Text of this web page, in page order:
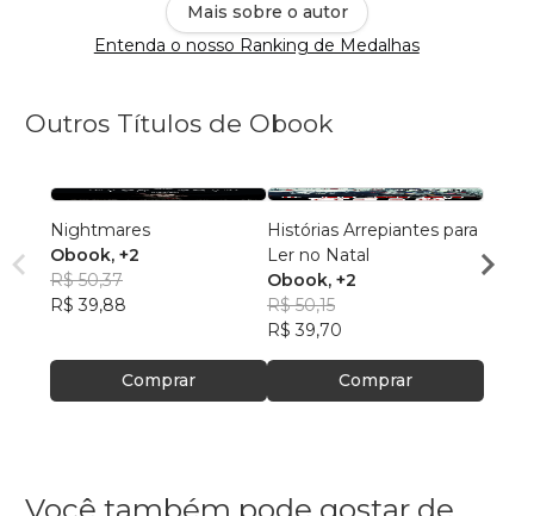
Mais sobre o autor
Entenda o nosso Ranking de Medalhas
Outros Títulos de Obook
Nightmares
Obook, +2
R$ 50,37
R$ 39,88
Comprar
Histórias Arrepiantes para
Ler no Natal
Obook, +2
R$ 50,15
R$ 39,70
Comprar